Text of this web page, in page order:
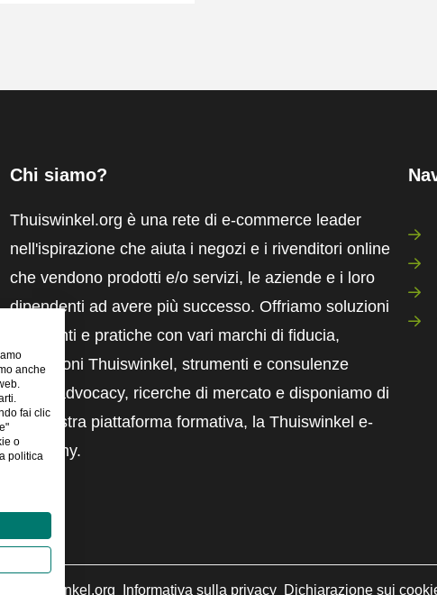
Chi siamo?
Thuiswinkel.org è una rete di e-commerce leader
nell'ispirazione che aiuta i negozi e i rivenditori online
che vendono prodotti e/o servizi, le aziende e i loro
dipendenti ad avere più successo. Offriamo soluzioni
pertinenti e pratiche con vari marchi di fiducia,
recensioni Thuiswinkel, strumenti e consulenze
legali, advocacy, ricerche di mercato e disponiamo di
una nostra piattaforma formativa, la Thuiswinkel e-
Academy.
Thuiswinkel.org Informativa sulla privacy Dichiarazione sui
anche
fai clic
o
politica